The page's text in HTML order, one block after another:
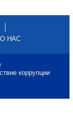
О НАС
коррупции